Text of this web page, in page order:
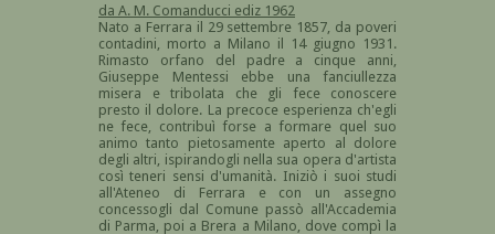
da A. M. Comanducci ediz 1962
Nato a Ferrara il 29 settembre 1857, da poveri
contadini, morto a Milano il 14 giugno 1931.
Rimasto orfano del padre a cinque anni,
Giuseppe Mentessi ebbe una fanciullezza
misera e tribolata che gli fece conoscere
presto il dolore. La precoce esperienza ch'egli
ne fece, contribuì forse a formare quel suo
animo tanto pietosamente aperto al dolore
degli altri, ispirandogli nella sua opera d'artista
così teneri sensi d'umanità. Iniziò i suoi studi
all'Ateneo di Ferrara e con un assegno
concessogli dal Comune passò all'Accademia
di Parma, poi a Brera a Milano, dove compì la